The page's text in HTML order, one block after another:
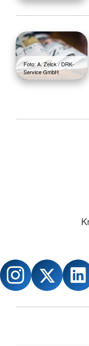
Foto: A. Zelck / DRK-
Service GmbH